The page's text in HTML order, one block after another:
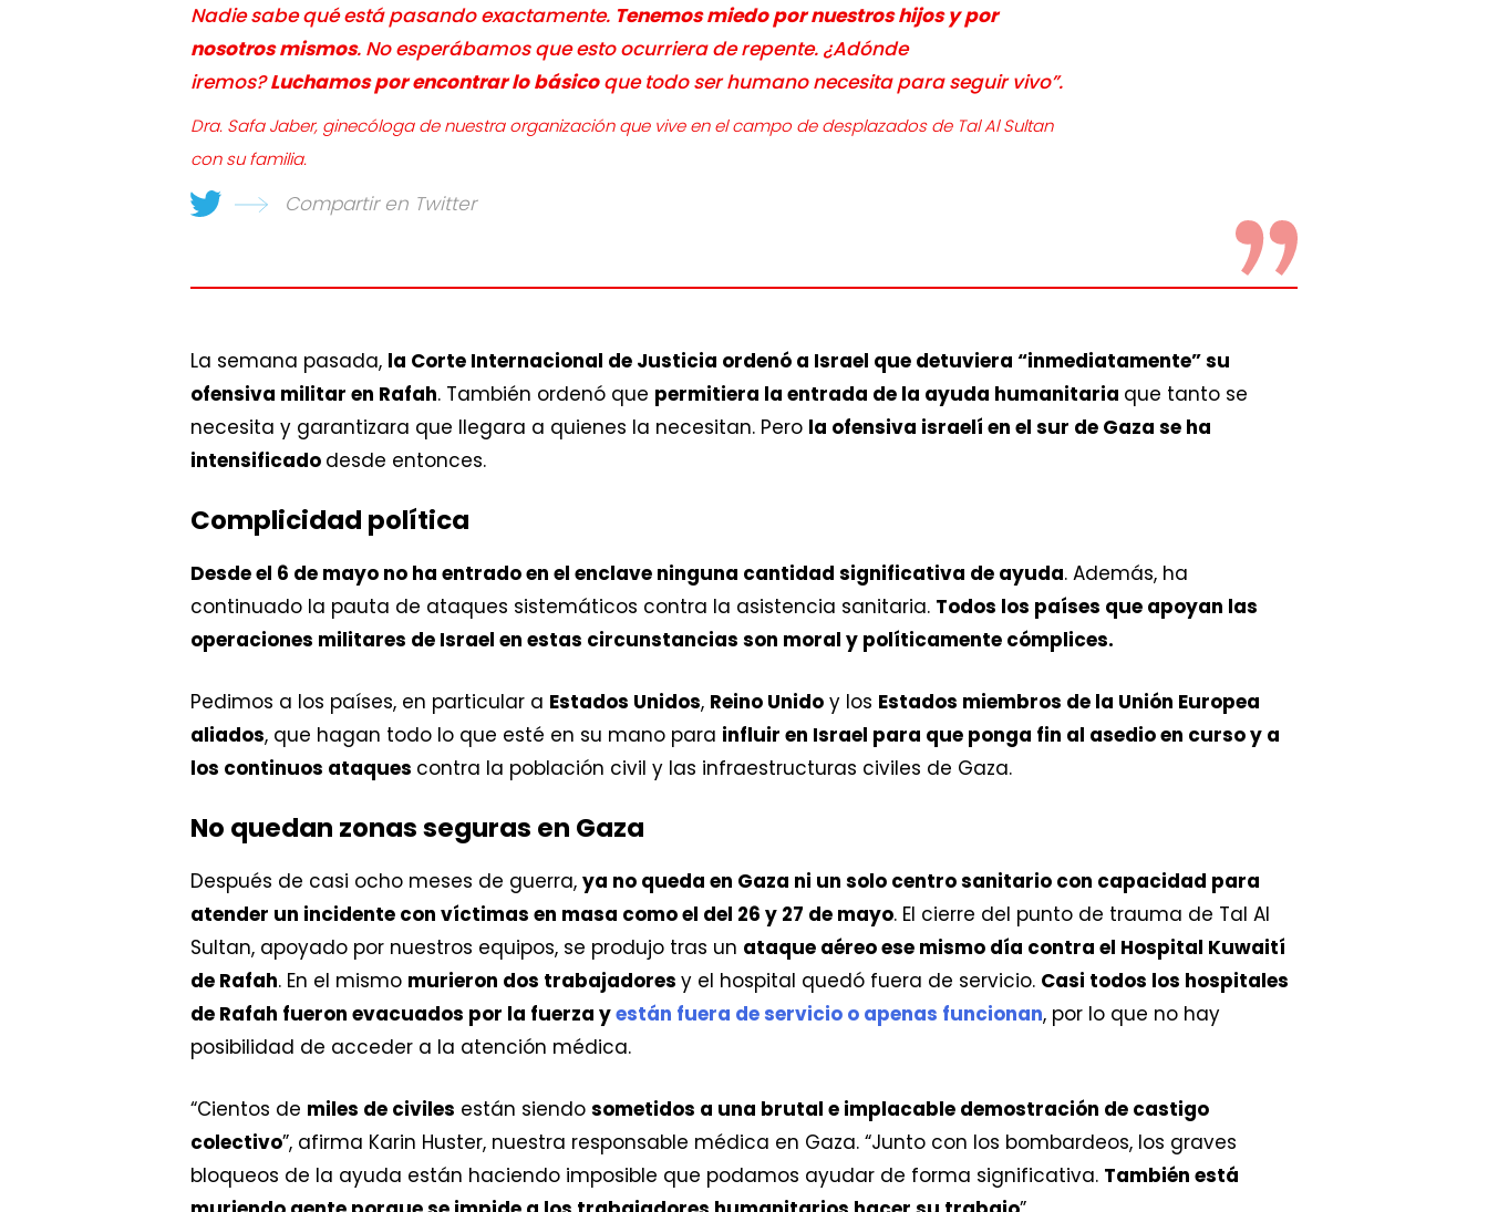
Nadie sabe qué está pasando exactamente. Tenemos miedo por nuestros hijos y por
nosotros mismos. No esperábamos que esto ocurriera de repente. ¿Adónde
iremos?Luchamos por encontrar lo básicoque todo ser humano necesita para seguir vivo”.
Dra. Safa Jaber, ginecóloga de nuestra organización que vive en el campo de desplazados de Tal Al Sultan
con su familia.
Compartir en Twitter
La semana pasada, la Corte Internacional de Justicia ordenó a Israel que detuviera “inmediatamente” su
ofensiva militar en Rafah. También ordenó que permitiera la entrada de la ayuda humanitaria que tanto se
necesita y garantizara que llegara a quienes la necesitan. Pero la ofensiva israelí en el sur de Gaza se ha
intensificado desde entonces.
Complicidad política
Desde el 6 de mayo no ha entrado en el enclave ninguna cantidad significativa de ayuda. Además, ha
continuado la pauta de ataques sistemáticos contra la asistencia sanitaria. Todos los países que apoyan las
operaciones militares de Israel en estas circunstancias son moral y políticamente cómplices.
Pedimos a los países, en particular a Estados Unidos, Reino Unido y los Estados miembros de la Unión Europea
aliados, que hagan todo lo que esté en su mano para influir en Israel para que ponga fin al asedio en curso y a
los continuos ataques contra la población civil y las infraestructuras civiles de Gaza.
No quedan zonas seguras en Gaza
Después de casi ocho meses de guerra, ya no queda en Gaza ni un solo centro sanitario con capacidad para
atender un incidente con víctimas en masa como el del 26 y 27 de mayo. El cierre del punto de trauma de Tal Al
Sultan, apoyado por nuestros equipos, se produjo tras un ataque aéreo ese mismo día contra el Hospital Kuwaití
de Rafah. En el mismo murieron dos trabajadores y el hospital quedó fuera de servicio. Casi todos los hospitales
de Rafah fueron evacuados por la fuerza yestán fuera de servicio o apenas funcionan, por lo que no hay
posibilidad de acceder a la atención médica. ​ ​
“Cientos de miles de civiles están siendo sometidos a una brutal e implacable demostración de castigo
colectivo”, afirma Karin Huster, nuestra responsable médica en Gaza. “Junto con los bombardeos, los graves
bloqueos de la ayuda están haciendo imposible que podamos ayudar de forma significativa. También está